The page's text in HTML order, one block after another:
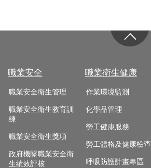
職業安全
職業安全衛生管理
職業安全衛生教育訓
練
職業安全衛生獎項
政府機關職業安全衛
生績效評核
職業衛生健康
作業環境監測
化學品管理
勞工健康服務
勞工體格及健康檢查
呼吸防護計畫專區